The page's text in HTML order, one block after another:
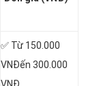
✅ Từ 150.000
VNĐến 300.000